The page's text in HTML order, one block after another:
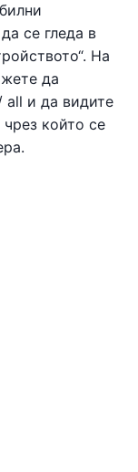
се гледа в
На
да
all и да видите
който се